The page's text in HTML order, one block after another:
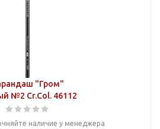
"Гром"
черный №2 Cr.Col. 46112
наличие у менеджера